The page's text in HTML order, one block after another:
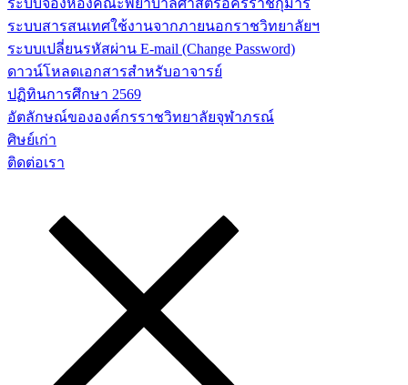
ระบบจองห้องคณะพยาบาลศาสตรอัครราชกุมารี
ระบบสารสนเทศใช้งานจากภายนอกราชวิทยาลัยฯ
ระบบเปลี่ยนรหัสผ่าน E-mail (Change Password)
ดาวน์โหลดเอกสารสำหรับอาจารย์
ปฏิทินการศึกษา 2569
อัตลักษณ์ขององค์กรราชวิทยาลัยจุฬาภรณ์
ศิษย์เก่า
ติดต่อเรา